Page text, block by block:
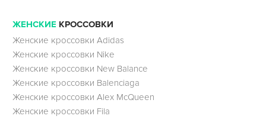
ЖЕНСКИЕ КРОССОВКИ
Женские кроссовки Adidas
Женские кроссовки Nike
Женские кроссовки New Balance
Женские кроссовки Balenciaga
Женские кроссовки Alex McQueen
Женские кроссовки Fila